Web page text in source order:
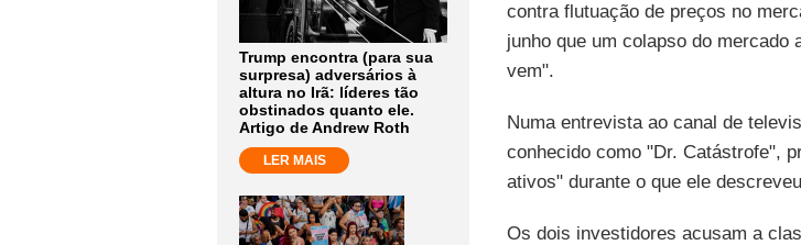
Trump encontra (para sua
surpresa) adversários à
altura no Irã: líderes tão
obstinados quanto ele.
Artigo de Andrew Roth
LER MAIS
contra flutuação de preços no
junho que um colapso do mercado
vem".
Numa entrevista ao canal de
conhecido como "Dr. Catástrofe",
ativos" durante o que ele
Os dois investidores acusam a